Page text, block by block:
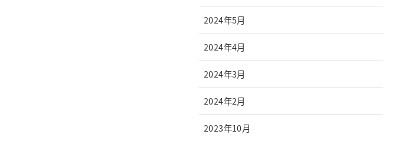
2024年5月
2024年4月
2024年3月
2024年2月
2023年10月